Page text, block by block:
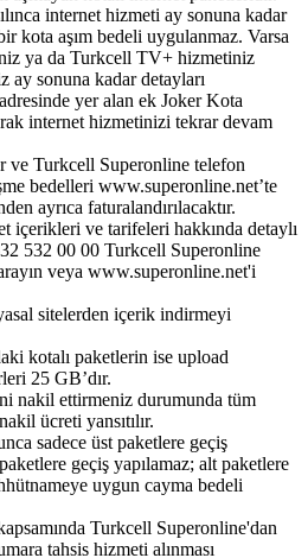
internet hizmeti ay sonuna kadar
kota aşım bedeli uygulanmaz. Varsa
ya da Turkcell TV+ hizmetiniz
ay sonuna kadar detayları
yer alan ek Joker Kota
internet hizmetinizi tekrar devam
ve Turkcell Superonline telefon
bedelleri www.superonline.net’te
ayrıca faturalandırılacaktır.
içerikleri ve tarifeleri hakkında detaylı
532 00 00 Turkcell Superonline
veya www.superonline.net'i
sitelerden içerik indirmeyi
kotalı paketlerin ise upload
25 GB’dır.
nakil ettirmeniz durumunda tüm
ücreti yansıtılır.
sadece üst paketlere geçiş
geçiş yapılamaz; alt paketlere
uygun cayma bedeli
Turkcell Superonline'dan
tahsis hizmeti alınması